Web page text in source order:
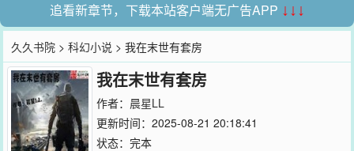
追看新章节，下载本站客户端无广告APP ↓↓↓
久久书院 >科幻小说 > 我在末世有套房
我在末世有套房
作者： 晨星LL
更新时间：2025-08-21 20:18:41
状态：完本